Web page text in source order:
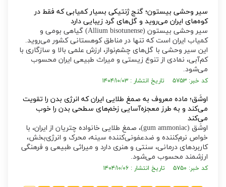
سیر وحشی بیستون؛ گنج ژنتیکی بسیار کمیابی که فقط در
کوه‌های ایران می‌روید و گل‌های گرد زیبایی دارد
سیر وحشی بیستون (Allium bisotunense) گیاهی بومی و
کمیاب ایران است که تنها در مناطق کوهستانی کشور می‌روید.
این سیر وحشی با گل‌های چشم‌نواز، ارزش علمی بالا و سازگاری با
کم‌آبی، نمادی از تنوع زیستی و میراث طبیعی ایران محسوب
می‌شود.
کد خبر: ۵۷۵۳ تاریخ انتشار : ۱۴۰۴/۱۰/۰۳
اوشَق؛ ماده معروف به صمغ طلایی ایران که انرژی بدن را تقویت
می‌کند و به طرز معجزه‌آسایی زخم‌های سطحی بدن را خوب
می‌کند
اوشَق (gum ammoniac)، صمغ طلایی خانواده چتریان از ایران، با
خواص نرم‌کننده و ضدعفونی‌کننده سینه، محرک و انرژی‌بخش،
کاربرد‌های درمانی، سنتی و هنری دارد و میراثی طبیعی و فرهنگی
ارزشمند محسوب می‌شود.
کد خبر: ۵۷۵۰ تاریخ انتشار : ۱۴۰۴/۱۰/۰۶